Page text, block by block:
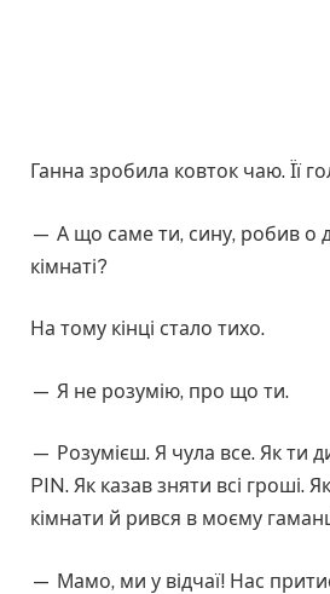
Ганна зробила ковток чаю. Її
— А що саме ти, сину, робив о
кімнаті?
На тому кінці стало тихо.
— Я не розумію, про що ти.
— Розумієш. Я чула все. Як ти
PIN. Як казав зняти всі гроші.
кімнати й рився в моєму
— Мамо, ми у відчаї! Нас